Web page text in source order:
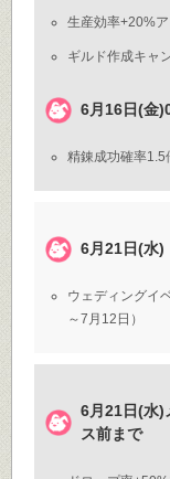
生産効率+20%
ギルド作成キャ
6月16日(金
精錬成功確率1.5
6月21日(水)
ウェディングイ
～7月12日）
6月21日(水)
ス前まで